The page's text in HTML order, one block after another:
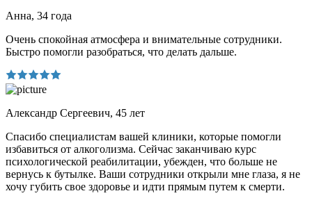
Анна, 34 года
Очень спокойная атмосфера и внимательные сотрудники.
Быстро помогли разобраться, что делать дальше.
Александр Сергеевич, 45 лет
Спасибо специалистам вашей клиники, которые помогли
избавиться от алкоголизма. Сейчас заканчиваю курс
психологической реабилитации, убежден, что больше не
вернусь к бутылке. Ваши сотрудники открыли мне глаза, я не
хочу губить свое здоровье и идти прямым путем к смерти.